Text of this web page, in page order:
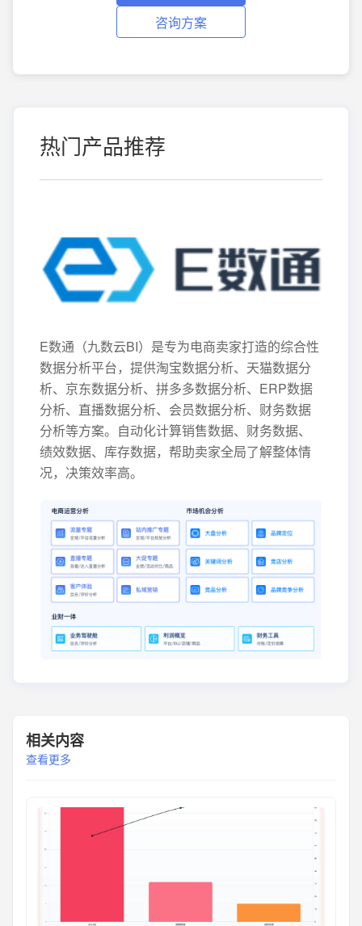
咨询方案
热门产品推荐
E数通（九数云BI）是专为电商卖家打造的综合性
数据分析平台，提供淘宝数据分析、天猫数据分
析、京东数据分析、拼多多数据分析、ERP数据
分析、直播数据分析、会员数据分析、财务数据
分析等方案。自动化计算销售数据、财务数据、
绩效数据、库存数据，帮助卖家全局了解整体情
况，决策效率高。
相关内容
查看更多